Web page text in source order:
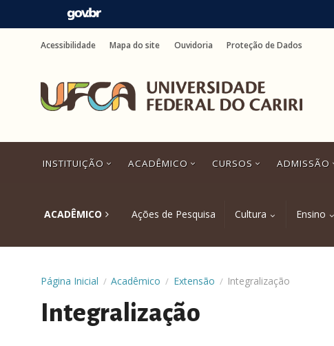
para
para
busca
rodapé
Acessibilidade Mapa do site Ouvidoria Proteção de Dados
INSTITUIÇÃO ACADÊMICO CURSOS ADMISSÃO
ACADÊMICO Ações de Pesquisa Cultura Ensino
Página Inicial / Acadêmico / Extensão / Integralização
Integralização